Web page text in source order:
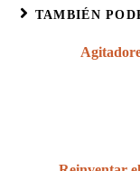
TAMBIÉN